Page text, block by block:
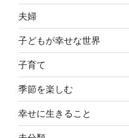
夫婦
子どもが幸せな世界
子育て
季節を楽しむ
幸せに生きること